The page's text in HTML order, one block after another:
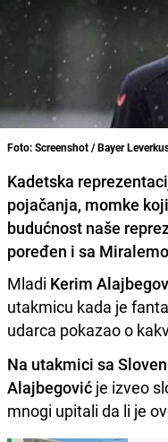
Foto: Screenshot / Bayer
Kadetska
pojačanja, momke
budućnost naše
poređen i sa
Mladi Kerim
utakmicu kada je
udarca pokazao o
Na utakmici sa
Alajbegović je izveo
mnogi upitali da li je